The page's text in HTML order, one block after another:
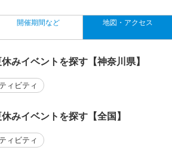
開催期間など 地図・アクセス
みイベントを探す【神奈川県】
ィビティ
みイベントを探す【全国】
ィビティ